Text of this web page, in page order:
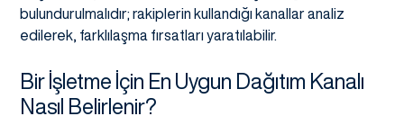
bulundurulmalıdır; rakiplerin kullandığı kanallar analiz
edilerek, farklılaşma fırsatları yaratılabilir.
Bir İşletme İçin En Uygun Dağıtım Kanalı
Nasıl Belirlenir?